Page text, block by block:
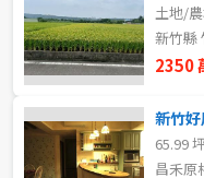
嘉義縣
台南市
高雄市
澎湖縣
60~70 坪
80坪以上
土地/
新竹縣
2350
65.99
昌禾原